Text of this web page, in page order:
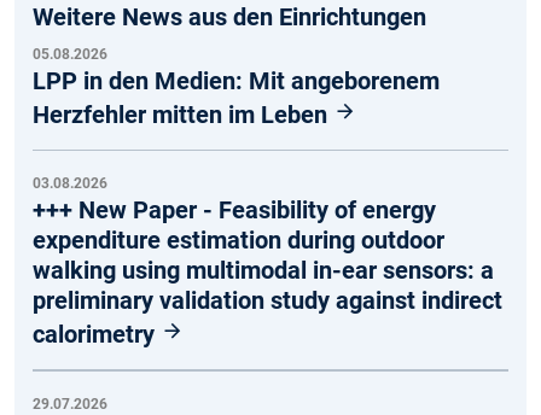
Weitere News aus den Einrichtungen
05.08.2026
LPP in den Medien: Mit angeborenem
Herzfehler mitten im Leben
03.08.2026
+++ New Paper - Feasibility of energy
expenditure estimation during outdoor
walking using multimodal in-ear sensors: a
preliminary validation study against indirect
calorimetry
29.07.2026